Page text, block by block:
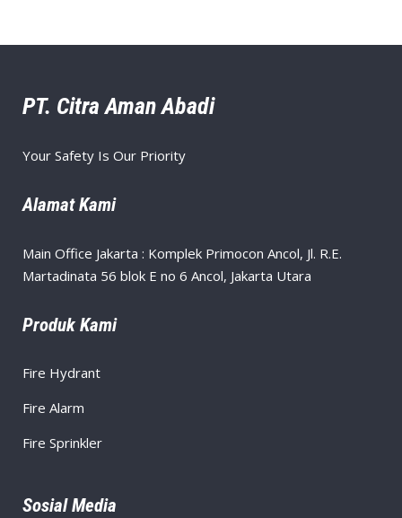
PT. Citra Aman Abadi
Your Safety Is Our Priority
Alamat Kami
Main Office Jakarta : Komplek Primocon Ancol, Jl. R.E.
Martadinata 56 blok E no 6 Ancol, Jakarta Utara
Produk Kami
Fire Hydrant
Fire Alarm
Fire Sprinkler
Sosial Media